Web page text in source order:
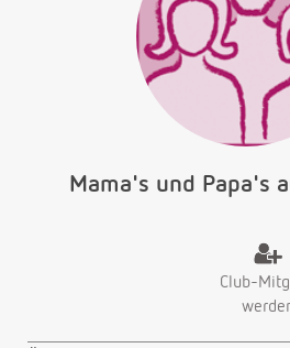
Mama's und Papa's
Club-